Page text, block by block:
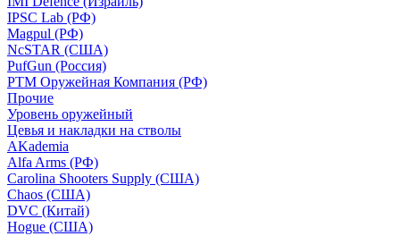
IPSC Lab (РФ)
Magpul (РФ)
NcSTAR (США)
PufGun (Россия)
РТМ Оружейная Компания (РФ)
Прочие
Уровень оружейный
Цевья и накладки на стволы
AKademia
Alfa Arms (РФ)
Carolina Shooters Supply (США)
Chaos (США)
DVC (Китай)
Hogue (США)